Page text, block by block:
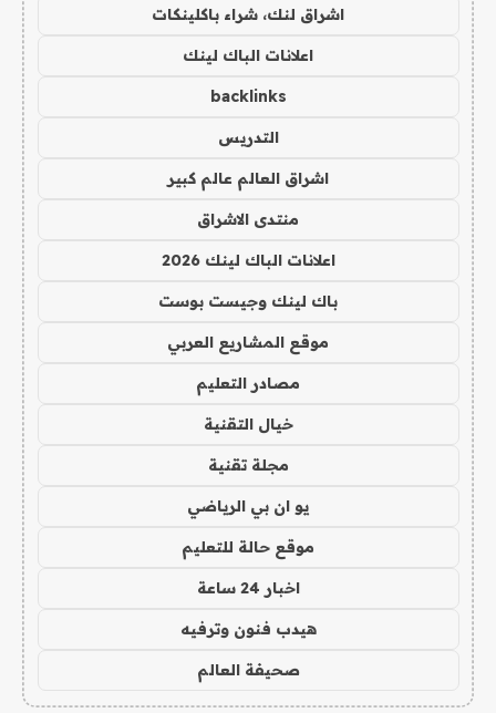
اشراق لنك، شراء باكلينكات
اعلانات الباك لينك
backlinks
التدريس
اشراق العالم عالم كبير
منتدى الاشراق
اعلانات الباك لينك 2026
باك لينك وجيست بوست
موقع المشاريع العربي
مصادر التعليم
خيال التقنية
مجلة تقنية
يو ان بي الرياضي
موقع حالة للتعليم
اخبار 24 ساعة
هيدب فنون وترفيه
صحيفة العالم